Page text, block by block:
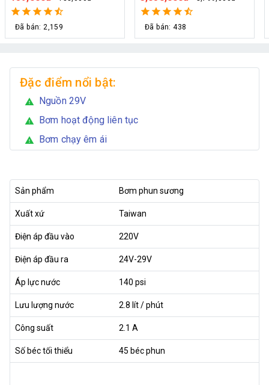
Đã bán: 438 Đã bán: 257
Đặc điểm nổi bật:
warning Nguồn 29V
warning Bơm hoạt động liên tục
warning Bơm chạy êm ái
Sản phẩm Bơm phun sương
Xuất xứ Taiwan
Điện áp đầu vào 220V
Điện áp đầu ra 24V-29V
Áp lực nước 140 psi
Lưu lượng nước 2.8 lít / phút
Công suất 2.1 A
Số béc tối thiểu 45 béc phun